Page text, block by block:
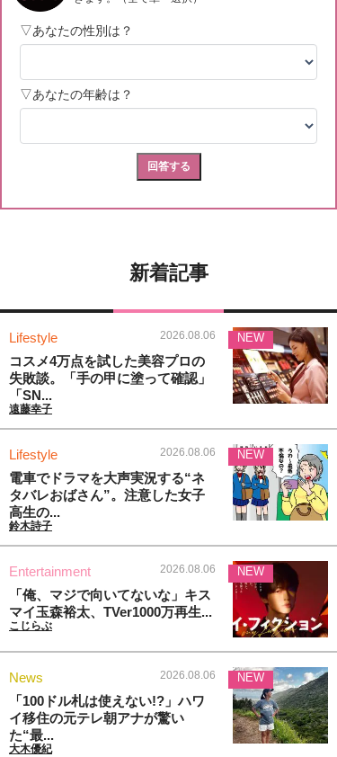
新着記事
Lifestyle 2026.08.06
コスメ4万点を試した美容プロの
失敗談。「手の甲に塗って確認」
「SN...
遠藤幸子
NEW
Lifestyle 2026.08.06
電車でドラマを大声実況する“ネ
タバレおばさん”。注意した女子
高生の...
鈴木詩子
NEW
Entertainment 2026.08.06
「俺、マジで向いてないな」キス
マイ玉森裕太、TVer1000万再生...
こじらぶ
NEW
News 2026.08.06
「100ドル札は使えない!?」ハワ
イ移住の元テレ朝アナが驚い
た“最...
大木優紀
NEW